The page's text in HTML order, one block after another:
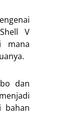
V
mana
dan
bahan